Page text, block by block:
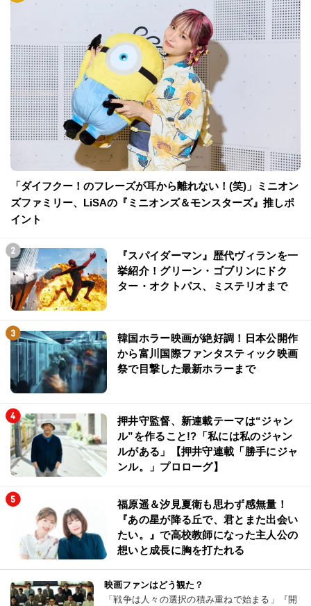
「ダイフクー！のフレーズが耳から離れない！(笑)」ミニオン
ズファミリー、LiSAの『ミニオンズ＆モンスターズ』推しポ
イント
『スパイダーマン』歴代ヴィランを一
挙紹介！グリーン・ゴブリンにドク
ター・オクトパス、ミステリオまで
韓国ホラー映画が絶好調！日本公開作
から富川国際ファンタスティック映画
祭で目撃した最新ホラーまで
押井守監督、新連載テーマは“ジャン
ル”を作ること!?「私には私のジャン
ルがある」【押井守連載「勝手にジャ
ンル。」プロローグ】
福原遥＆汐見夏衛も思わず感無量！
『あの星が降る丘で、君とまた出会い
たい。』で高校教師になった主人公の
想いと成長に胸を打たれる
映画ファンはどう観た？
「戦争は人々の選択の積み重ねで始まる」『開